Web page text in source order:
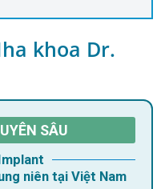
khoa Dr.
SÂU
niên tại Việt Nam